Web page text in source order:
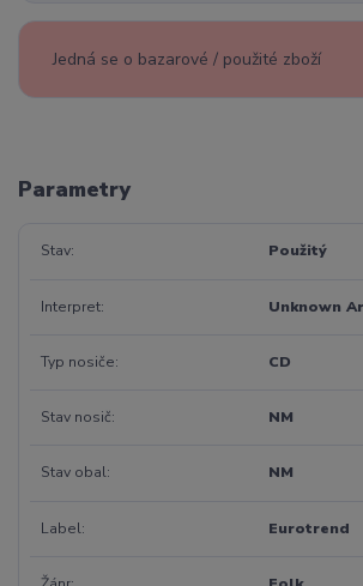
Jedná se o bazarové / použité zboží
Parametry
Stav Použitý
Interpret Unknown
Typ nosiče CD
Stav nosič NM
Stav obal NM
Label Eurotrend